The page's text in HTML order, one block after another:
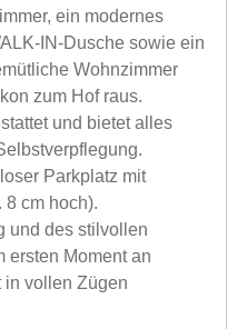
ein modernes
IN-Dusche sowie ein
Wohnzimmer
zum Hof raus.
und bietet alles
Parkplatz mit
8 cm hoch).
und des stilvollen
ersten Moment an
in vollen Zügen